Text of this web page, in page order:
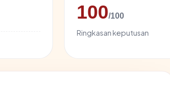
100/100
Ringkasan keputusan